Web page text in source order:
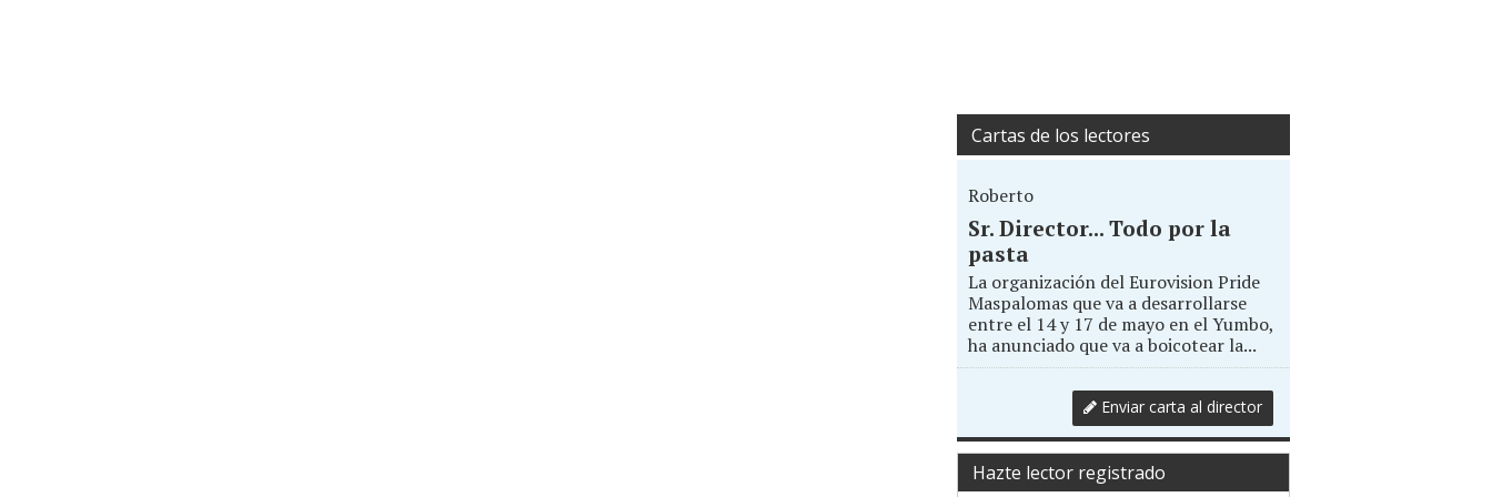
Cartas de los lectores
Roberto
Sr. Director... Todo por la
pasta
La organización del Eurovision Pride
Maspalomas que va a desarrollarse
entre el 14 y 17 de mayo en el Yumbo,
ha anunciado que va a boicotear la...
Enviar carta al director
Hazte lector registrado